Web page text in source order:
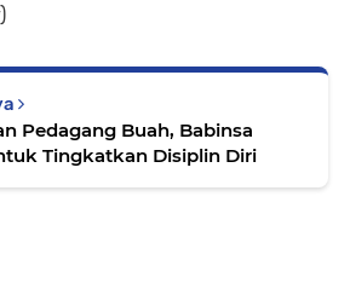
Pedagang Buah, Babinsa
Tingkatkan Disiplin Diri